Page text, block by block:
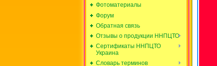
Фотоматериалы
Форум
Обратная связь
Отзывы о продукции ННПЦТО
Сертификаты ННПЦТО
Украина
Словарь терминов